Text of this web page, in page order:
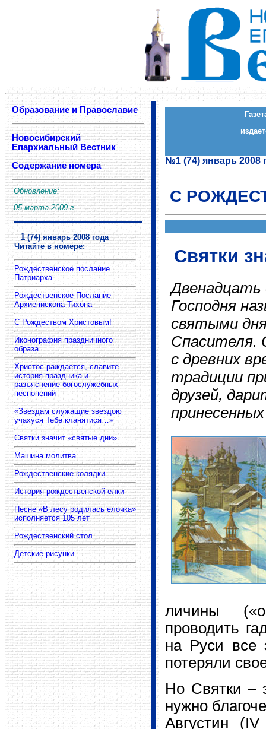
Образование и Православие
Новосибирский
Епархиальный Вестник
Содержание номера
Обновление:
05 марта 2009 г.
С
Святки
Двенадцать
Господня
святыми
Спасителя.
с древних
традиции
друзей,
личины
проводить
на Руси все
потеряли
Но Святки –
нужно
Августин